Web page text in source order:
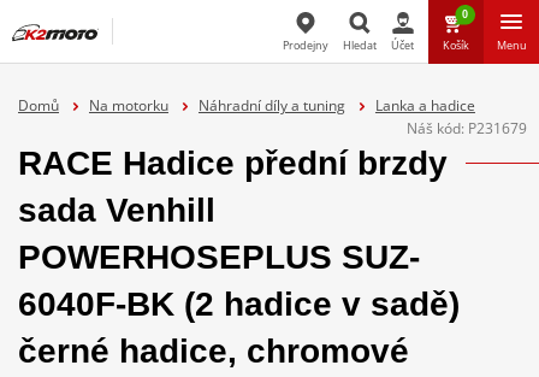
Hledat
Prodejny Hledat Účet
0
Košík Menu
Domů Na motorku Náhradní díly a tuning
Lanka a hadice
Náš kód: P231679
RACE Hadice přední brzdy
sada Venhill
POWERHOSEPLUS SUZ-
6040F-BK (2 hadice v sadě)
černé hadice, chromové